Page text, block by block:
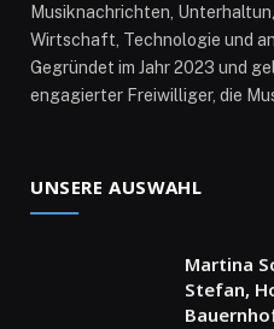
Musiknachrichten,
Wirtschaft, Technologie und
Gegründet im Jahr 2023 und
engagierter Freiwilliger, die
UNSERE AUSWAHL
Martina
Stefan,